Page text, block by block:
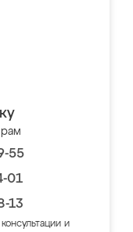
55
01
13
и